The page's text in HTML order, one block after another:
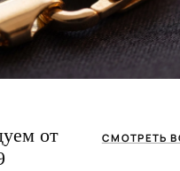
от
СМОТРЕТЬ